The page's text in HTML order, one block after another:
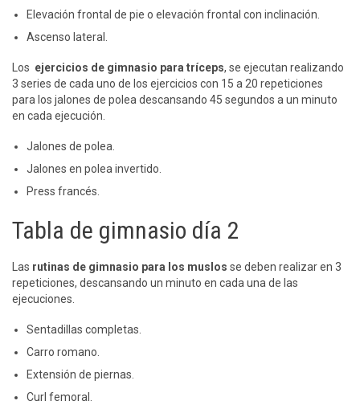
Elevación frontal de pie o elevación frontal con inclinación.
Ascenso lateral.
Los ejercicios de gimnasio para tríceps, se ejecutan realizando
3 series de cada uno de los ejercicios con 15 a 20 repeticiones
para los jalones de polea descansando 45 segundos a un minuto
en cada ejecución.
Jalones de polea.
Jalones en polea invertido.
Press francés.
Tabla de gimnasio día 2
Las rutinas de gimnasio para los muslos se deben realizar en 3
repeticiones, descansando un minuto en cada una de las
ejecuciones.
Sentadillas completas.
Carro romano.
Extensión de piernas.
Curl femoral.